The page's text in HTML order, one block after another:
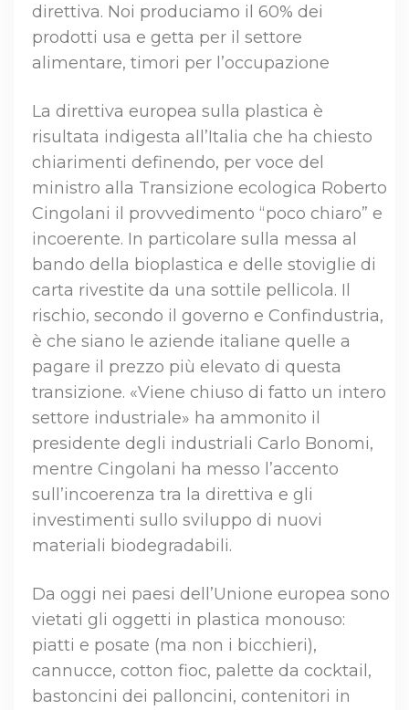
direttiva. Noi produciamo il 60% dei
prodotti usa e getta per il settore
alimentare, timori per l’occupazione
La direttiva europea sulla plastica è
risultata indigesta all’Italia che ha chiesto
chiarimenti definendo, per voce del
ministro alla Transizione ecologica Roberto
Cingolani il provvedimento “poco chiaro” e
incoerente. In particolare sulla messa al
bando della bioplastica e delle stoviglie di
carta rivestite da una sottile pellicola. Il
rischio, secondo il governo e Confindustria,
è che siano le aziende italiane quelle a
pagare il prezzo più elevato di questa
transizione. «Viene chiuso di fatto un intero
settore industriale» ha ammonito il
presidente degli industriali Carlo Bonomi,
mentre Cingolani ha messo l’accento
sull’incoerenza tra la direttiva e gli
investimenti sullo sviluppo di nuovi
materiali biodegradabili.
Da oggi nei paesi dell’Unione europea sono
vietati gli oggetti in plastica monouso:
piatti e posate (ma non i bicchieri),
cannucce, cotton fioc, palette da cocktail,
bastoncini dei palloncini, contenitori in